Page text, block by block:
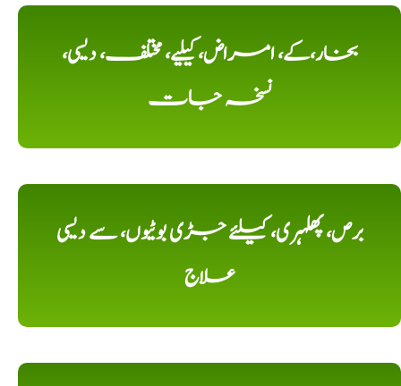
بخار،کے، امراض، کیلیے، مختلف، دیسی،
نسخہ جات
برص، پھلہری، کیلئے جڑی بوٹیوں، سے دیسی
علاج